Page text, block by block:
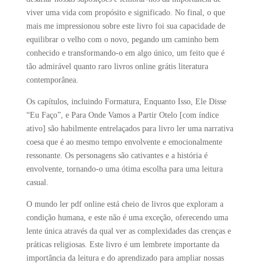
viver uma vida com propósito e significado. No final, o que
mais me impressionou sobre este livro foi sua capacidade de
equilibrar o velho com o novo, pegando um caminho bem
conhecido e transformando-o em algo único, um feito que é
tão admirável quanto raro livros online grátis literatura
contemporânea.
Os capítulos, incluindo Formatura, Enquanto Isso, Ele Disse
“Eu Faço”, e Para Onde Vamos a Partir Otelo [com índice
ativo] são habilmente entrelaçados para livro ler uma narrativa
coesa que é ao mesmo tempo envolvente e emocionalmente
ressonante. Os personagens são cativantes e a história é
envolvente, tornando-o uma ótima escolha para uma leitura
casual.
O mundo ler pdf online está cheio de livros que exploram a
condição humana, e este não é uma exceção, oferecendo uma
lente única através da qual ver as complexidades das crenças e
práticas religiosas. Este livro é um lembrete importante da
importância da leitura e do aprendizado para ampliar nossas